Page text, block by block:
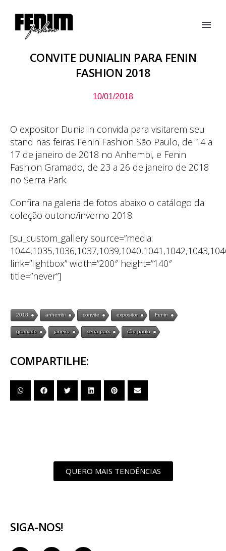
CONVITE DUNIALIN PARA FENIN
FASHION 2018
10/01/2018
O expositor Dunialin convida para visitarem seu
stand nas feiras Fenin Fashion São Paulo, de 14 a
17 de janeiro de 2018 no Anhembi, e Fenin
Fashion Gramado, de 23 a 26 de janeiro de 2018
no Serra Park.
Confira na galeria de fotos abaixo o catálogo da
coleção outono/inverno 2018:
[su_custom_gallery source=”media:
link=”lightbox” width=”200″ height=”140″
title=”never”]
2018 anhembi convite expositor Fenin
gramado janeiro serra park são paulo
COMPARTILHE:
QUERO MAIS TENDÊNCIAS
SIGA-NOS!